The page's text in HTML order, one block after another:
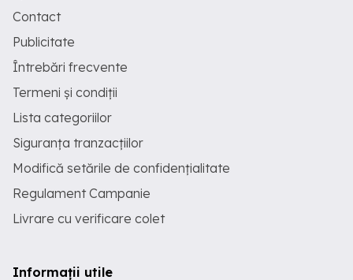
Contact
Publicitate
Întrebări frecvente
Termeni și condiții
Lista categoriilor
Siguranța tranzacțiilor
Modifică setările de confidențialitate
Regulament Campanie
Livrare cu verificare colet
Informații utile